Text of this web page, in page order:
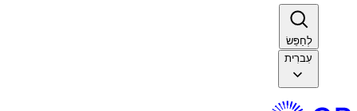
לְחַפֵּשׂ​​
עִברִית